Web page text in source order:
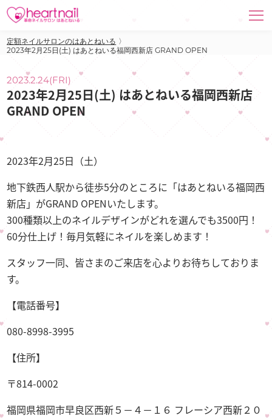
定額ネイルサロンのはあとねいる 〉
2023年2月25日(土) はあとねいる福岡西新店 GRAND OPEN
2023.2.24(FRI)
2023年2月25日(土) はあとねいる福岡西新店
GRAND OPEN
2023年2月25日（土）
地下鉄西人駅から徒歩5分のところに「はあとねいる福岡西
新店」がGRAND OPENいたします。
300種類以上のネイルデザインがどれを選んでも3500円！
60分仕上げ！毎月気軽にネイルを楽しめます！
スタッフ一同、皆さまのご来店を心よりお待ちしておりま
す。
【電話番号】
080-8998-3995
【住所】
〒814-0002
福岡県福岡市早良区西新５－４－１６ フレーシア西新２０